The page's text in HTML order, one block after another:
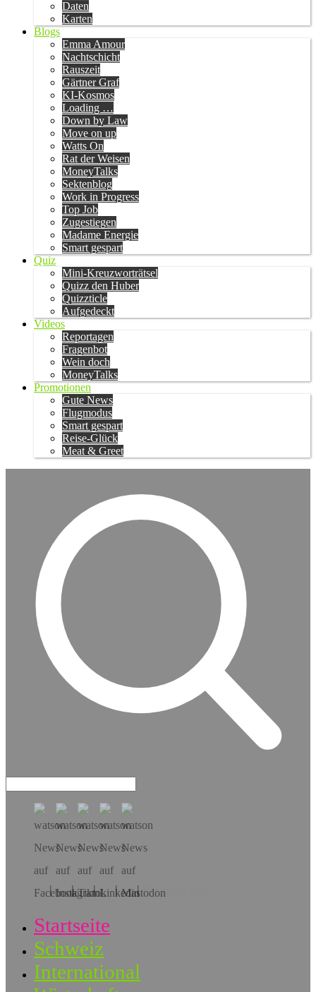
Daten
Karten
Blogs
Emma Amour
Nachtschicht
Rauszeit
Gärtner Graf
KI-Kosmos
Loading …
Down by Law
Move on up
Watts On
Rat der Weisen
MoneyTalks
Sektenblog
Work in Progress
Top Job
Zugestiegen
Madame Energie
Smart gespart
Quiz
Mini-Kreuzworträtsel
Quizz den Huber
Quizzticle
Aufgedeckt
Videos
Reportagen
Fragenbot
Wein doch
MoneyTalks
Promotionen
Gute News
Flugmodus
Smart gespart
Reise-Glück
Meat & Greet
Hol dir die App!
Startseite
Schweiz
International